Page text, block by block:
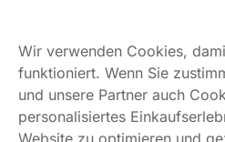
Links
Über uns
Wir verwenden Cookies,
funktioniert. Wenn Sie
und unsere Partner auch
personalisiertes
Website zu optimieren und